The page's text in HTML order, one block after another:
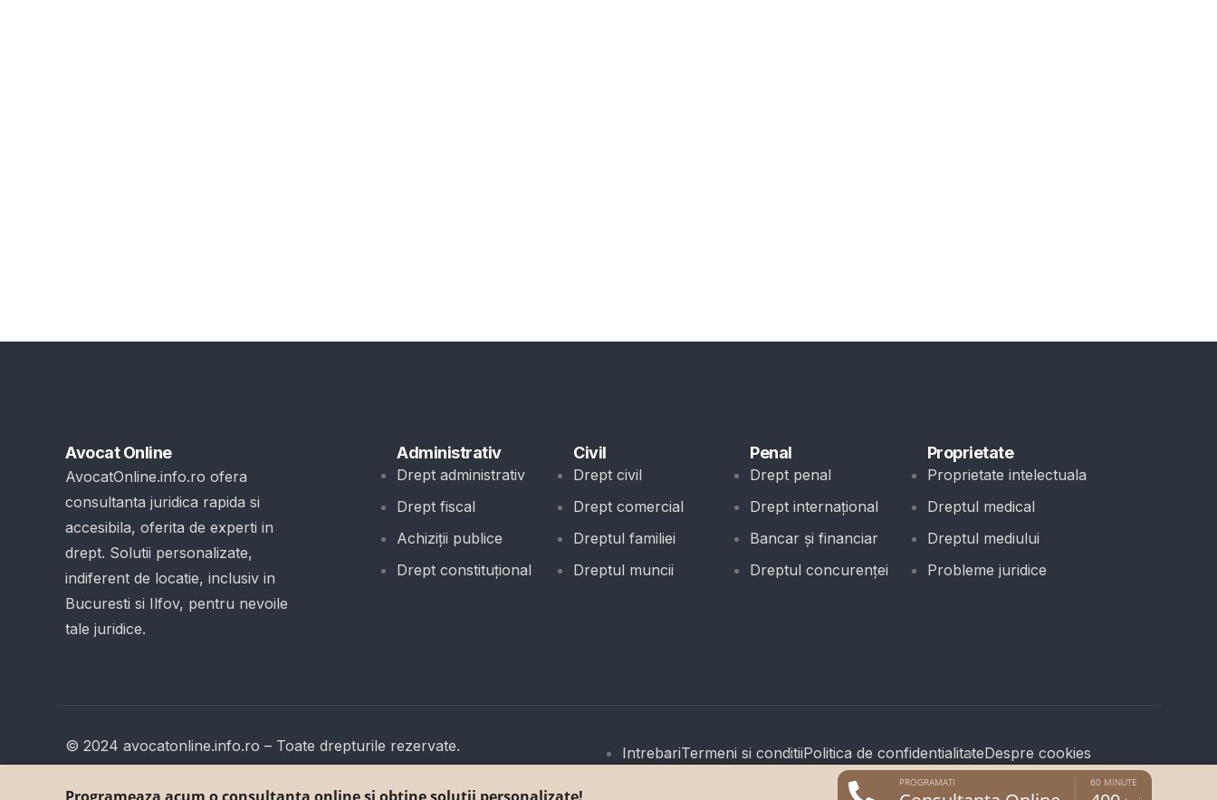
Avocat Online
AvocatOnline.info.ro ofera
consultanta juridica rapida si
accesibila, oferita de experti in
drept. Solutii personalizate,
indiferent de locatie, inclusiv in
Bucuresti si Ilfov, pentru nevoile
tale juridice.
Administrativ
Drept administrativ
Drept fiscal
Achiziții publice
Drept constituțional
Civil
Drept civil
Drept comercial
Dreptul familiei
Dreptul muncii
Penal
Drept penal
Drept internațional
Bancar și financiar
Dreptul concurenței
Proprietate
Proprietate intelectuala
Dreptul medical
Dreptul mediului
Probleme juridice
© 2024 avocatonline.info.ro – Toate drepturile rezervate. IntrebariTermeni si conditiiPolitica de confidentialitateDespre cookies
Programeaza acum o consultanta online si obtine solutii personalizate!
PROGRAMATI 60 MINUTE